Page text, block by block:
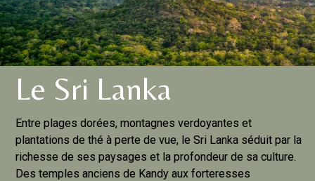
Le Sri Lanka
Entre plages dorées, montagnes verdoyantes et
plantations de thé à perte de vue, le Sri Lanka séduit par la
richesse de ses paysages et la profondeur de sa culture.
Des temples anciens de Kandy aux forteresses